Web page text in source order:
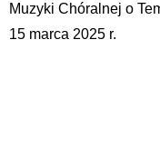
Muzyki Chóralnej o
15 marca 2025 r.